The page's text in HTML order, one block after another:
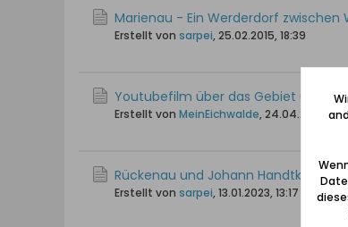
Marienau - Ein Werderdorf zwischen
Erstellt von sarpei, 25.02.2015, 18:39
Youtubefilm über das Gebiet um
Erstellt von MeinEichwalde, 24.04.2021,
Rückenau und Johann Handtke -
Erstellt von sarpei, 13.01.2023, 13:17